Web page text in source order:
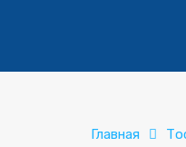
Главная